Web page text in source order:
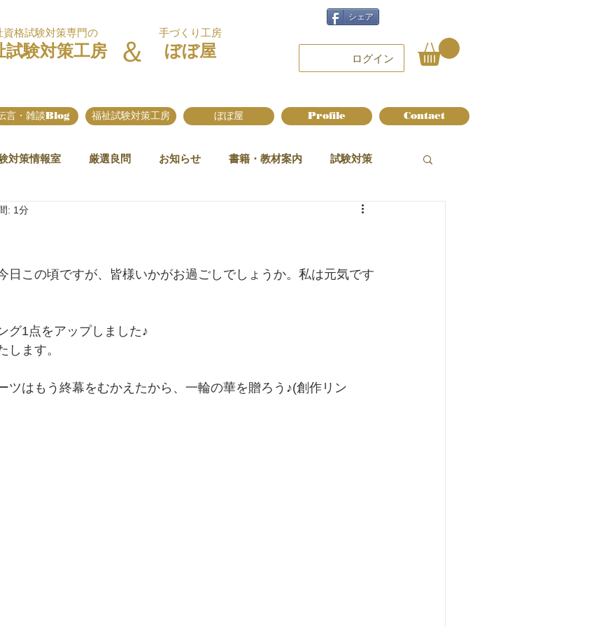
資格試験対策専門の
試験対策工房 ＆
手づくり工房
ぼぼ屋
シェア
ログイン
言・雑談Blog 福祉試験対策工房 ぼぼ屋 Profile Contact
対策情報室 厳選良問 お知らせ 書籍・教材案内 試験対策
: 1分
日この頃ですが、皆様いかがお過ごしでしょうか。私は元気です
グ1点をアップしました♪
します。
ツはもう終幕をむかえたから、一輪の華を贈ろう♪(創作リン